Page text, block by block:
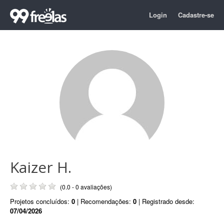
Login Cadastre-se
Kaizer H.
(0.0 - 0 avaliações)
Projetos concluídos: 0 | Recomendações: 0 | Registrado desde:
07/04/2026